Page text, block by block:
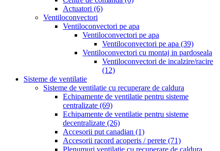
Actuatori (6)
Ventiloconvectori
Ventiloconvectori pe apa
Ventiloconvectori pe apa
Ventiloconvectori pe apa (39)
Ventiloconvectori cu montaj in pardoseala
Ventiloconvectori de incalzire/racire
(12)
Sisteme de ventilatie
Sisteme de ventilatie cu recuperare de caldura
Echipamente de ventilatie pentru sisteme
centralizate (69)
Echipamente de ventilatie pentru sisteme
decentralizate (26)
Accesorii put canadian (1)
Accesorii racord acoperis / perete (71)
Plenumuri ventilatie cu recuperare de caldura